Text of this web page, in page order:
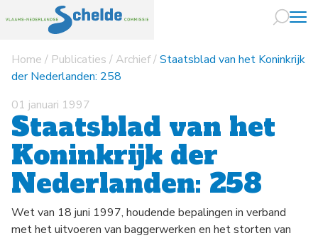
Naar
Home / Publicaties /Archief/Staatsblad van het Koninkrijk
der Nederlanden: 258
01 januari 1997
Staatsblad van het
Koninkrijk der
Nederlanden: 258
Wet van 18 juni 1997, houdende bepalingen in verband
met het uitvoeren van baggerwerken en het storten van